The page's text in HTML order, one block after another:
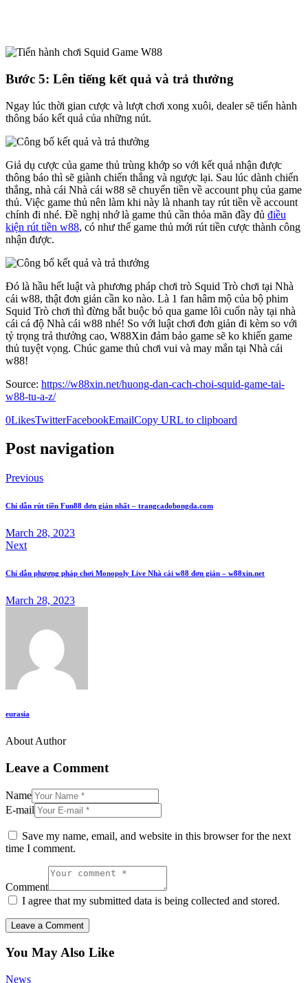
Bước 5: Lên tiếng kết quả và trả thưởng
Ngay lúc thời gian cược và lượt chơi xong xuôi, dealer sẽ tiến hành
thông báo kết quả của những nút.
Giả dụ cược của game thủ trùng khớp so với kết quả nhận được
thông báo thì sẽ giành chiến thắng và ngược lại. Sau lúc dành chiến
thắng, nhà cái Nhà cái w88 sẽ chuyển tiền về account phụ của game
thủ. Việc game thủ nên làm khi này là nhanh tay rút tiền về account
chính đi nhé. Đề nghị nhớ là game thủ cần thỏa mãn đầy đủ điều
kiện rút tiền w88, có như thế game thủ mới rút tiền cược thành công
nhận được.
Đó là hầu hết luật và phương pháp chơi trò Squid Trò chơi tại Nhà
cái w88, thật đơn giản cần ko nào. Là 1 fan hâm mộ của bộ phim
Squid Trò chơi thì đừng bắt buộc bỏ qua game lôi cuốn này tại nhà
cái cá độ Nhà cái w88 nhé! So với luật chơi đơn giản đi kèm so với
tỷ trọng trả thưởng cao, W88Xin đảm bảo game sẽ ko khiến game
thủ tuyệt vọng. Chúc game thủ chơi vui và may mắn tại Nhà cái
w88!
Source: https://w88xin.net/huong-dan-cach-choi-squid-game-tai-
w88-tu-a-z/
0LikesTwitterFacebookEmailCopy URL to clipboard
Post navigation
Previous
Chỉ dẫn rút tiền Fun88 đơn giản nhất – trangcadobongda.com
March 28, 2023
Next
Chỉ dẫn phương pháp chơi Monopoly Live Nhà cái w88 đơn giản – w88xin.net
March 28, 2023
eurasia
About Author
Leave a Comment
Name
E-mail
Save my name, email, and website in this browser for the next
time I comment.
Comment
I agree that my submitted data is being collected and stored.
You May Also Like
News